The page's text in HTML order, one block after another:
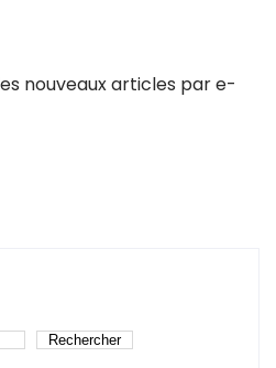
nouveaux articles par e-
Rechercher